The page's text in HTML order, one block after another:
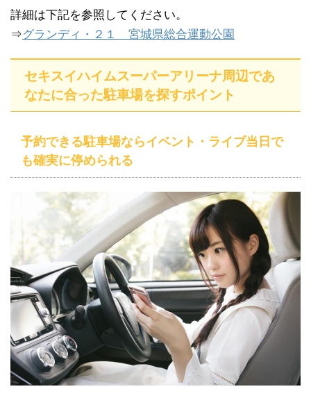
詳細は下記を参照してください。
⇒グランディ・２１ 宮城県総合運動公園
セキスイハイムスーパーアリーナ周辺であ
なたに合った駐車場を探すポイント
予約できる駐車場ならイベント・ライブ当日で
も確実に停められる